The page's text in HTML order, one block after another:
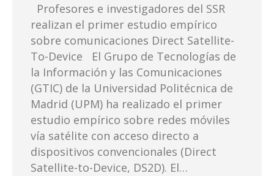
Profesores e investigadores del SSR
realizan el primer estudio empírico
sobre comunicaciones Direct Satellite-
To-Device El Grupo de Tecnologías de
la Información y las Comunicaciones
(GTIC) de la Universidad Politécnica de
Madrid (UPM) ha realizado el primer
estudio empírico sobre redes móviles
vía satélite con acceso directo a
dispositivos convencionales (Direct
Satellite-to-Device, DS2D). El…